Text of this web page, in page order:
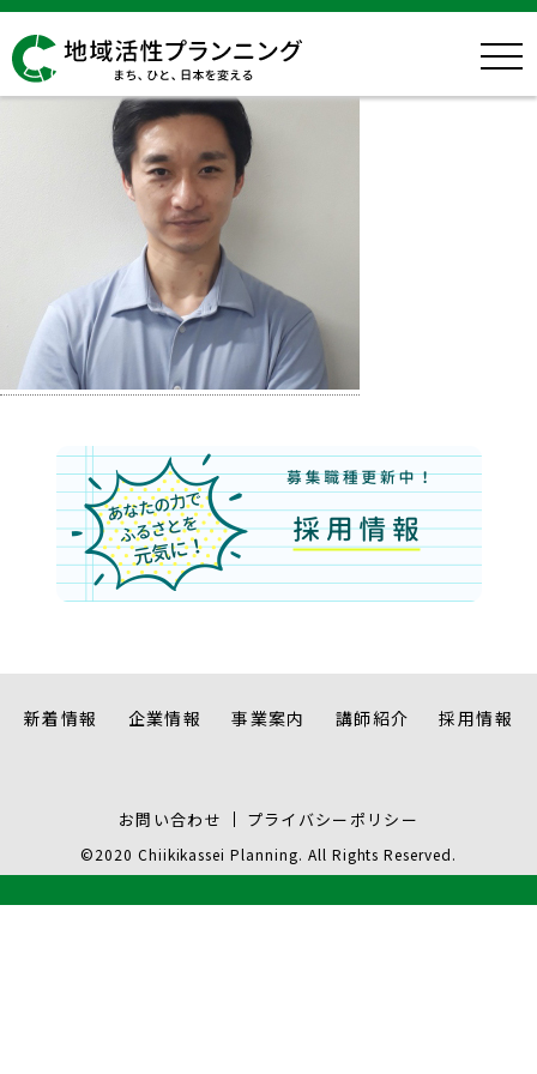
img-jun-tajima
新着情報 企業情報 事業案内 講師紹介 採用情報
お問い合わせ プライバシーポリシー
©2020 Chiikikassei Planning. All Rights Reserved.